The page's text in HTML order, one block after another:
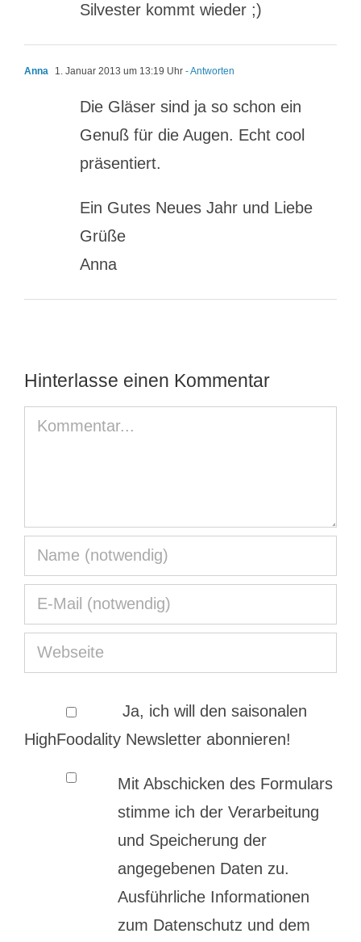
Silvester kommt wieder ;)
Anna 1. Januar 2013 um 13:19 Uhr - Antworten
Die Gläser sind ja so schon ein
Genuß für die Augen. Echt cool
präsentiert.
Ein Gutes Neues Jahr und Liebe
Grüße
Anna
Hinterlasse einen Kommentar
Kommentar
Ja, ich will den saisonalen
HighFoodality Newsletter abonnieren!
Mit Abschicken des Formulars
stimme ich der Verarbeitung
und Speicherung der
angegebenen Daten zu.
Ausführliche Informationen
zum Datenschutz und dem